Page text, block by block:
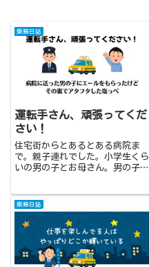
乗務日誌
運転手さん、頑張ってくだ
さい！
住宅街からとあるとある病院ま
で。親子連れでした。小学生くら
いの男の子とお母さん。男の子の
病院へということみたいです。そ
の割には…。「天神行きのバス
だ〜」「ここって西新だよね、お
母さ...
乗務日誌